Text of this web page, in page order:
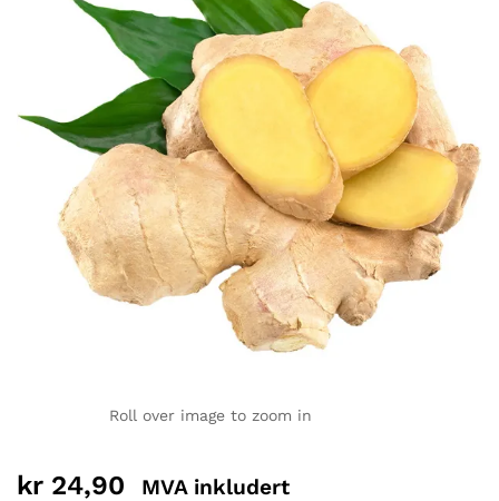
Roll over image to zoom in
kr 24,90 MVA inkludert